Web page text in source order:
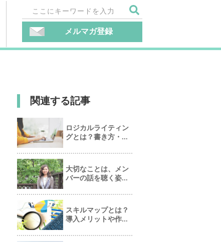
メルマガ登録
関連する記事
ロジカルライティン
グとは？書き方・...
大切なことは、メン
バーの話を聴く姿...
スキルマップとは？
導入メリットや作...